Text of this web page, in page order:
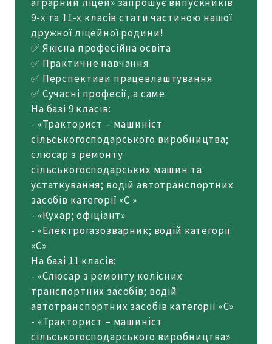
9-х та 11-х класів стати частиною нашої
дружної ліцейної родини!
✅ Якісна професійна освіта
✅ Практичне навчання
✅ Перспективи працевлаштування
✅ Сучасні професії, а саме:
На базі 9 класів:
- «Тракторист – машиніст
сільськогосподарського виробництва;
слюсар з ремонту
сільськогосподарських машин та
устаткування; водій автотранспортних
засобів категорії «С »
- «Кухар; офіціант»
- «Електрогазозварник; водій категорії
«С»
На базі 11 класів:
- «Слюсар з ремонту колісних
транспортних засобів; водій
автотранспортних засобів категорії «С»
- «Тракторист – машиніст
сільськогосподарського виробництва»